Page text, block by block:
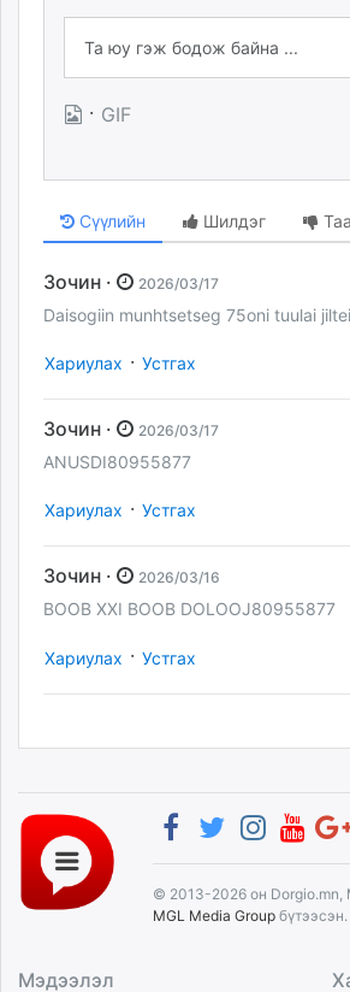
· GIF
Сүүлийн Шилдэг
Зочин · 2026/03/17
Daisogiin munhtsetseg 75oni tuulai
Хариулах · Устгах
Зочин · 2026/03/17
ANUSDI80955877
Хариулах · Устгах
Зочин · 2026/03/16
BOOB XXI BOOB DOLOOJ80955877
Хариулах · Устгах
© 2013-2026 он Dorgio.mn,
MGL Media Group бүтээсэн.
Мэдээлэл